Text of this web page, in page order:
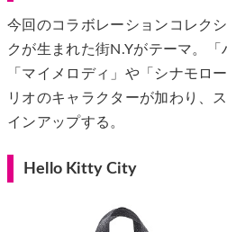
今回のコラボレーションコレク
クが生まれた街N.Yがテーマ。「
「マイメロディ」や「シナモロ
リオのキャラクターが加わり、
インアップする。
Hello Kitty City